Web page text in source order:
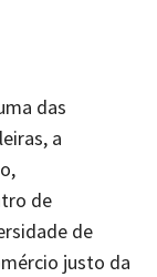
das
a
de
de
justo da